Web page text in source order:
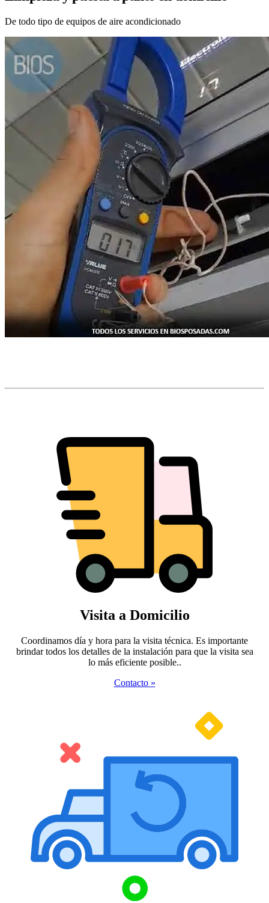
De todo tipo de equipos de aire acondicionado
Visita a Domicilio
Coordinamos día y hora para la visita técnica. Es importante
brindar todos los detalles de la instalación para que la visita sea
lo más eficiente posible..
Contacto »